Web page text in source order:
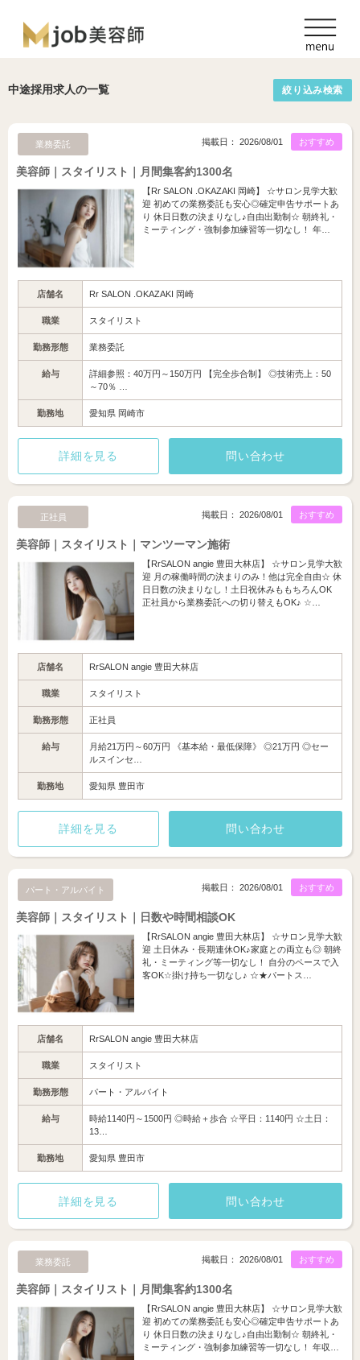
中途採用求人の一覧 絞り込み検索
業務委託 おすすめ
掲載日： 2026/08/01
美容師｜スタイリスト｜月間集客約1300名
【Rr SALON .OKAZAKI 岡崎】 ☆サロン見学大歓
迎 初めての業務委託も安心◎確定申告サポートあ
り 休日日数の決まりなし♪自由出勤制☆ 朝終礼・
ミーティング・強制参加練習等一切なし！ 年…
店舗名 Rr SALON .OKAZAKI 岡崎
職業 スタイリスト
勤務形態 業務委託
給与
詳細参照：40万円～150万円 【完全歩合制】 ◎技術売上：50
～70％ …
勤務地 愛知県 岡崎市
詳細を見る 問い合わせ
正社員 おすすめ
掲載日： 2026/08/01
美容師｜スタイリスト｜マンツーマン施術
【RrSALON angie 豊田大林店】 ☆サロン見学大歓
迎 月の稼働時間の決まりのみ！他は完全自由☆ 休
日日数の決まりなし！土日祝休みももちろんOK
正社員から業務委託への切り替えもOK♪ ☆…
店舗名 RrSALON angie 豊田大林店
職業 スタイリスト
勤務形態 正社員
給与
月給21万円～60万円 《基本給・最低保障》 ◎21万円 ◎セー
ルスインセ…
勤務地 愛知県 豊田市
詳細を見る 問い合わせ
パート・アルバイト おすすめ
掲載日： 2026/08/01
美容師｜スタイリスト｜日数や時間相談OK
【RrSALON angie 豊田大林店】 ☆サロン見学大歓
迎 土日休み・長期連休OK♪家庭との両立も◎ 朝終
礼・ミーティング等一切なし！ 自分のペースで入
客OK☆掛け持ち一切なし♪ ☆★パートス…
店舗名 RrSALON angie 豊田大林店
職業 スタイリスト
勤務形態 パート・アルバイト
給与
時給1140円～1500円 ◎時給＋歩合 ☆平日：1140円 ☆土日：
13…
勤務地 愛知県 豊田市
詳細を見る 問い合わせ
業務委託 おすすめ
掲載日： 2026/08/01
美容師｜スタイリスト｜月間集客約1300名
【RrSALON angie 豊田大林店】 ☆サロン見学大歓
迎 初めての業務委託も安心◎確定申告サポートあ
り 休日日数の決まりなし♪自由出勤制☆ 朝終礼・
ミーティング・強制参加練習等一切なし！ 年収…